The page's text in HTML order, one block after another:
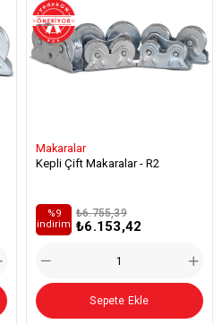
Makaralar
Kepli Çift Makaralar - R2
₺6.153,42
₺6.755,39
%9
i̇ndirim
Sepete Ekle